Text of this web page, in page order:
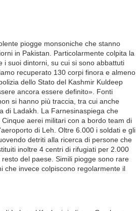
piogge monsoniche che stanno
in Pakistan. Particolarmente colpita la
i suoi dintorni, su cui si sono abbattuti
recuperato 130 corpi finora e almeno
dello Stato del Kashmir Kuldeep
ancora essere definito». Fonti
si hanno più traccia, tra cui anche
di Ladakh. La Farnesinaspiega che
aerei militari con a bordo team di
di Leh. Oltre 6.000 i soldati e gli
detriti alla ricerca di persone che
inoltre 4 centri di rifugiati per 2.000
del paese. Simili piogge sono rare
che invece colpiscono regolarmente il